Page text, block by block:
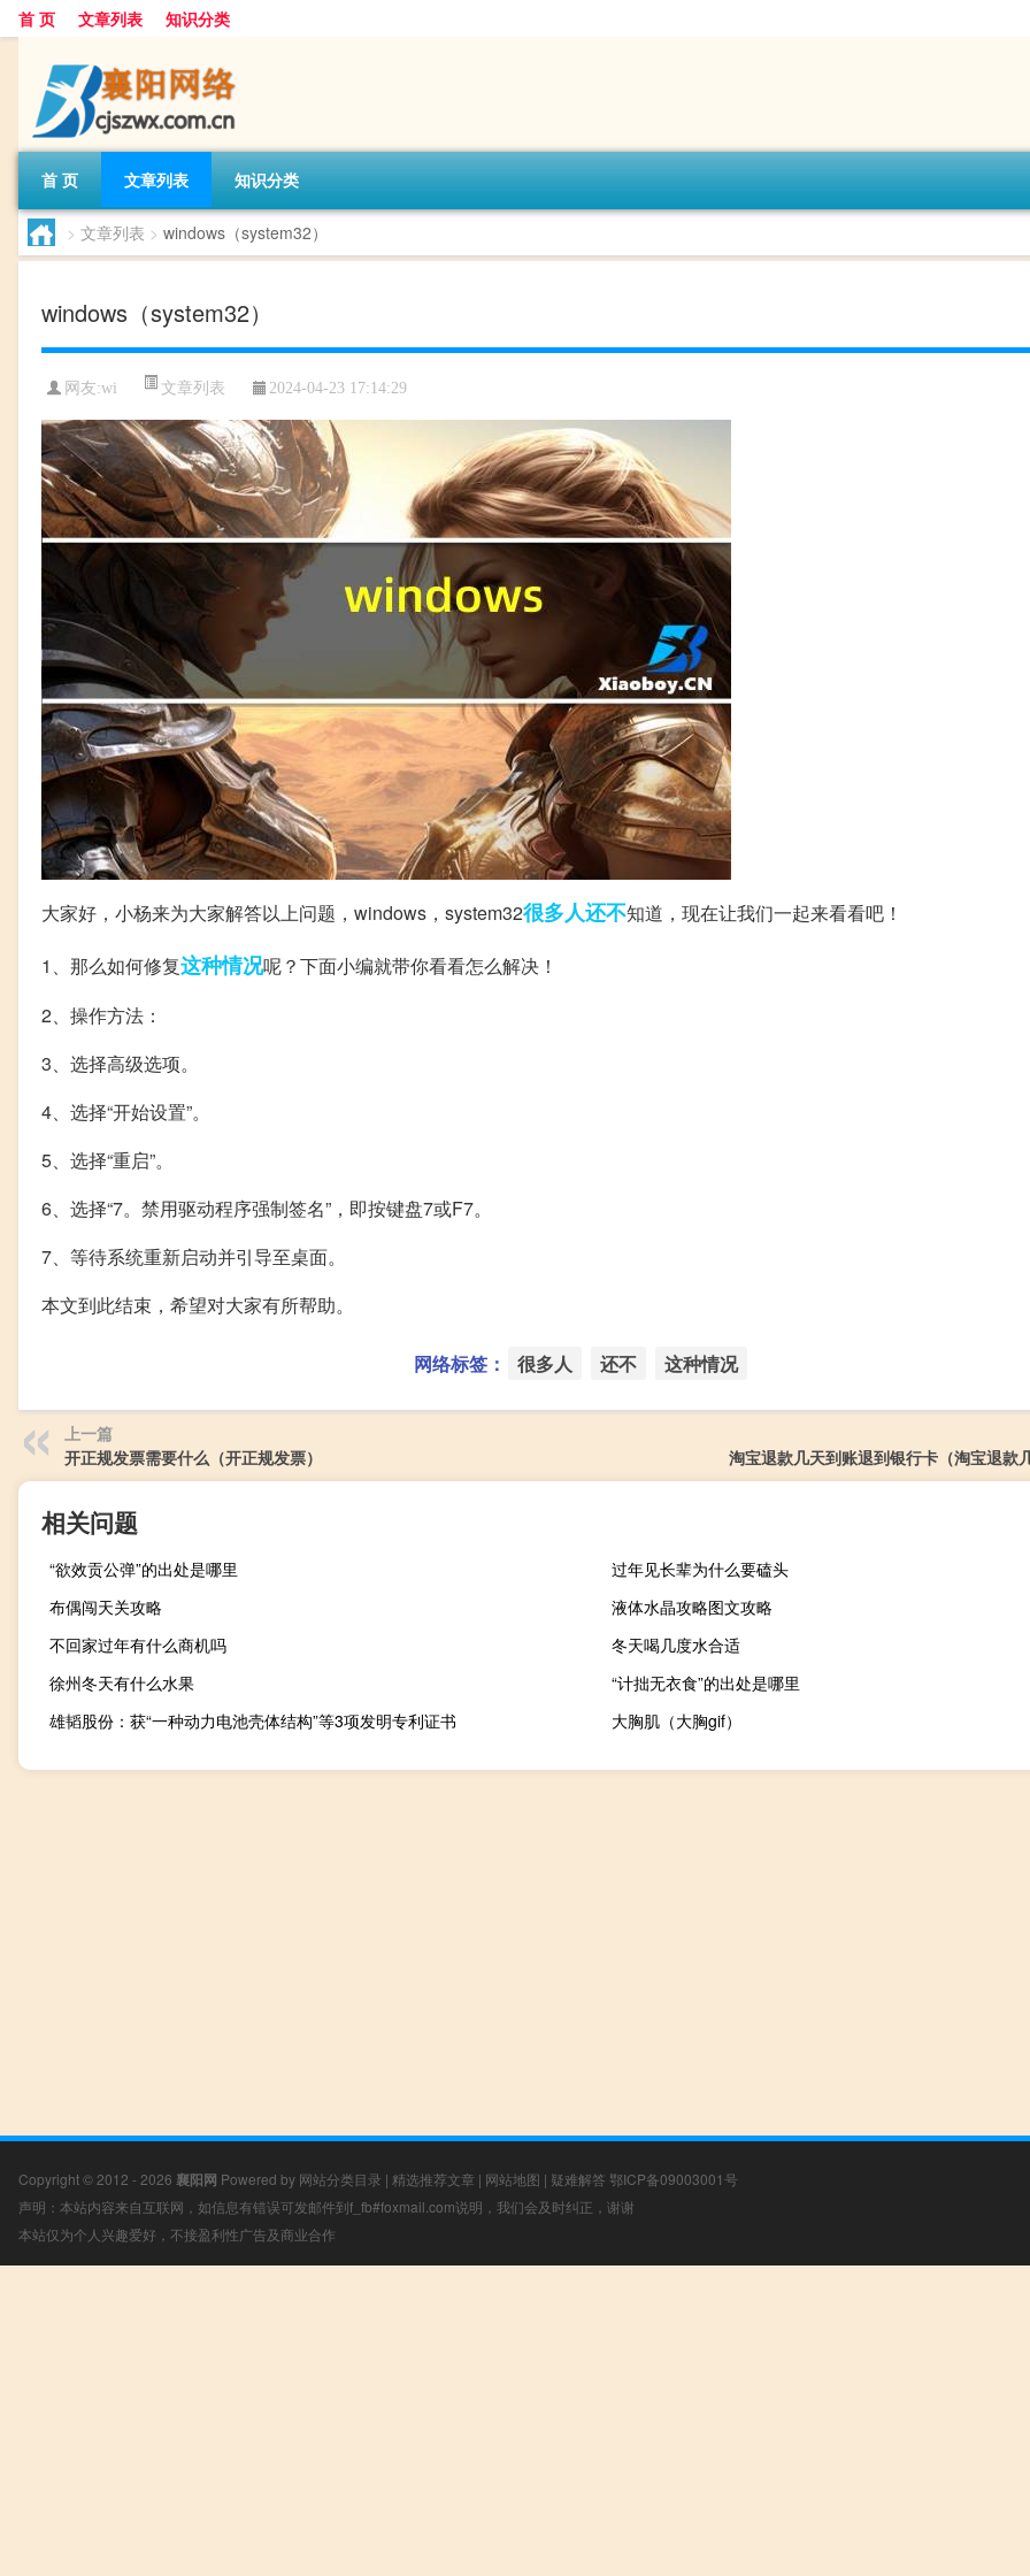
首 页 文章列表 知识分类
首 页 文章列表 知识分类
> 文章列表 > windows（system32）
windows（system32）
网友:wi 文章列表 2024-04-23 17:14:29
大家好，小杨来为大家解答以上问题，windows，system32很多人还不知道，现在让我们一起来看看吧！
1、那么如何修复这种情况呢？下面小编就带你看看怎么解决！
2、操作方法：
3、选择高级选项。
4、选择“开始设置”。
5、选择“重启”。
6、选择“7。禁用驱动程序强制签名”，即按键盘7或F7。
7、等待系统重新启动并引导至桌面。
本文到此结束，希望对大家有所帮助。
网络标签： 很多人 还不 这种情况
上一篇
开正规发票需要什么（开正规发票）
淘宝退款几天到账退到银行卡（淘宝退款
相关问题
“欲效贡公弹”的出处是哪里
过年见长辈为什么要磕头
布偶闯天关攻略
液体水晶攻略图文攻略
不回家过年有什么商机吗
冬天喝几度水合适
徐州冬天有什么水果
“计拙无衣食”的出处是哪里
雄韬股份：获“一种动力电池壳体结构”等3项发明专利证书
大胸肌（大胸gif）
Copyright © 2012 - 2026 襄阳网 Powered by 网站分类目录 | 精选推荐文章 | 网站地图 | 疑难解答 鄂ICP备09003001号
声明：本站内容来自互联网，如信息有错误可发邮件到f_fb#foxmail.com说明，我们会及时纠正，谢谢
本站仅为个人兴趣爱好，不接盈利性广告及商业合作